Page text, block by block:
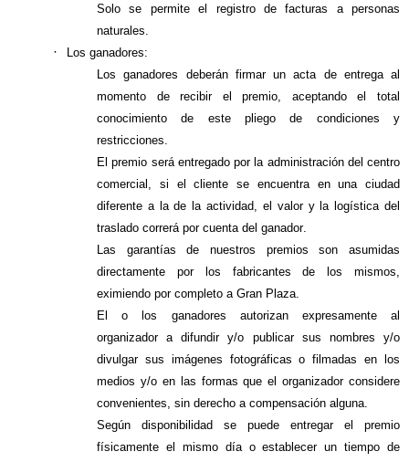
Solo se permite el registro de facturas a personas
naturales.
·
Los ganadores:
Los ganadores deberán firmar un acta de entrega al
momento de recibir el premio, aceptando el total
conocimiento de este pliego de condiciones y
restricciones.
El premio será entregado por la administración del centro
comercial, si el cliente se encuentra en una ciudad
diferente a la de la actividad, el valor y la logística del
traslado correrá por cuenta del ganador.
Las garantías de nuestros premios son asumidas
directamente por los fabricantes de los mismos,
eximiendo por completo a Gran Plaza.
El o los ganadores autorizan expresamente al
organizador a difundir y/o publicar sus nombres y/o
divulgar sus imágenes fotográficas o filmadas en los
medios y/o en las formas que el organizador considere
convenientes, sin derecho a compensación alguna.
Según disponibilidad se puede entregar el premio
físicamente el mismo día o establecer un tiempo de